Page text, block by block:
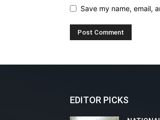
Save my name, email,
EDITOR PICKS